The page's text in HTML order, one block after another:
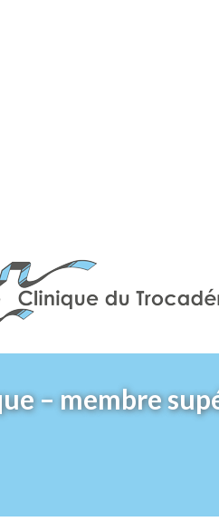
– membre